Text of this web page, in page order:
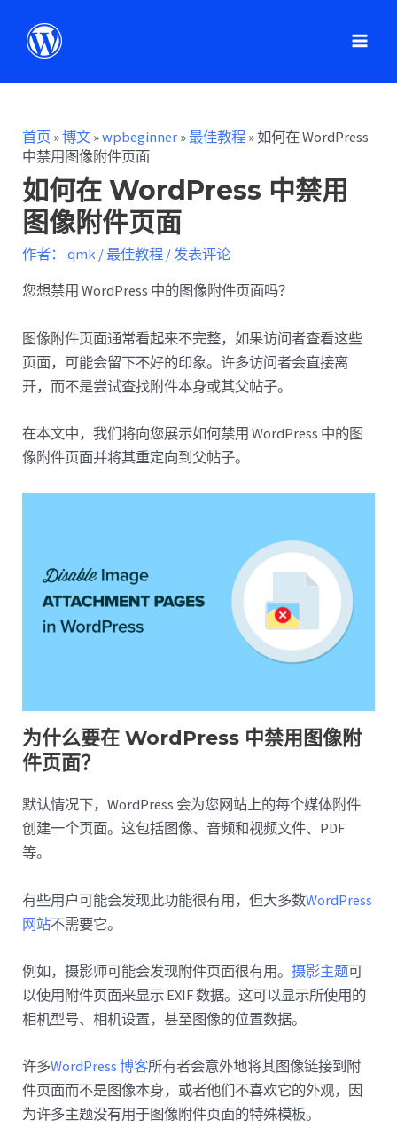
首页 »博文 »wpbeginner »最佳教程 »如何在 WordPress
中禁用图像附件页面
如何在 WordPress 中禁用
图像附件页面
作者： qmk /最佳教程 /发表评论
您想禁用 WordPress 中的图像附件页面吗？
图像附件页面通常看起来不完整，如果访问者查看这些
页面，可能会留下不好的印象。许多访问者会直接离
开，而不是尝试查找附件本身或其父帖子。
在本文中，我们将向您展示如何禁用 WordPress 中的图
像附件页面并将其重定向到父帖子。
为什么要在 WordPress 中禁用图像附
件页面？
默认情况下，WordPress 会为您网站上的每个媒体附件
创建一个页面。这包括图像、音频和视频文件、PDF
等。
有些用户可能会发现此功能很有用，但大多数WordPress
网站不需要它。
例如，摄影师可能会发现附件页面很有用。摄影主题可
以使用附件页面来显示 EXIF 数据。这可以显示所使用的
相机型号、相机设置，甚至图像的位置数据。
许多WordPress 博客所有者会意外地将其图像链接到附
件页面而不是图像本身，或者他们不喜欢它的外观，因
为许多主题没有用于图像附件页面的特殊模板。